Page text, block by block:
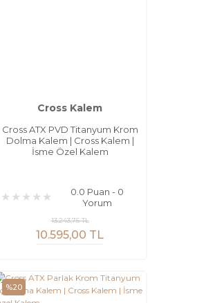
Cross Kalem
Cross ATX PVD Titanyum Krom
Dolma Kalem | Cross Kalem |
İsme Özel Kalem
0.0 Puan - 0
Yorum
10.595,00 TL
13.243,75 TL
%20